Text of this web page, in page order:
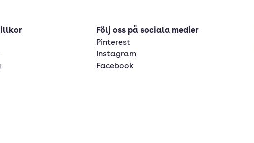
Följ oss på sociala medier
Pinterest
Instagram
Facebook